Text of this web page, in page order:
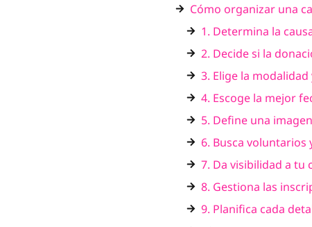
Cómo organizar una
1. Determina la
2. Decide si la
3. Elige la
4. Escoge la mejor
5. Define una
6. Busca
7. Da visibilidad a tu
8. Gestiona las
9. Planifica cada